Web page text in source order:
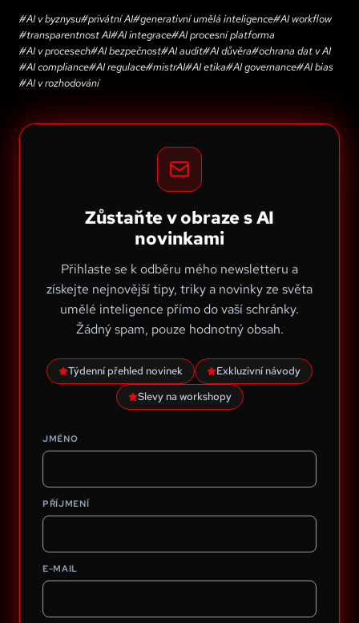
#AI v byznysu#privátní AI#generativní umělá inteligence#AI workflow
#transparentnost AI#AI integrace#AI procesní platforma
#AI v procesech#AI bezpečnost#AI audit#AI důvěra#ochrana dat v AI
#AI compliance#AI regulace#mistrAI#AI etika#AI governance#AI bias
#AI v rozhodování
Zůstaňte v obraze s AI
novinkami
Přihlaste se k odběru mého newsletteru a
získejte nejnovější tipy, triky a novinky ze světa
umělé inteligence přímo do vaší schránky.
Žádný spam, pouze hodnotný obsah.
Týdenní přehled novinek
Exkluzivní návody
Slevy na workshopy
JMÉNO
PŘÍJMENÍ
E-MAIL